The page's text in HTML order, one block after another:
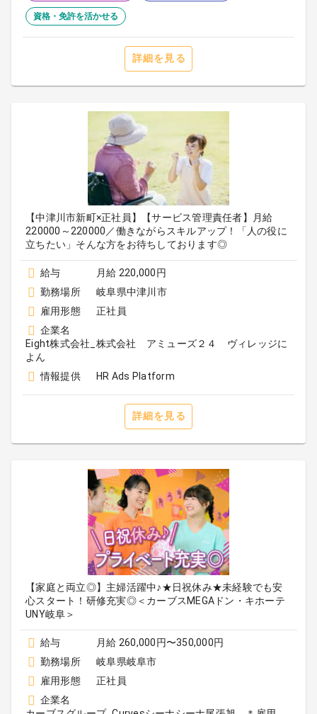
資格・免許を活かせる
詳細を見る
【中津川市新町×正社員】【サービス管理責任者】月給
220000～220000／働きながらスキルアップ！「人の役に
立ちたい」そんな方をお待ちしております◎
給与
月給 220,000円
勤務場所
岐阜県中津川市
雇用形態
正社員
企業名
Eight株式会社_株式会社 アミューズ２４ ヴィレッジに
よん
情報提供
HR Ads Platform
詳細を見る
【家庭と両立◎】主婦活躍中♪★日祝休み★未経験でも安
心スタート！研修充実◎＜カーブスMEGAドン・キホーテ
UNY岐阜＞
給与
月給 260,000円〜350,000円
勤務場所
岐阜県岐阜市
雇用形態
正社員
企業名